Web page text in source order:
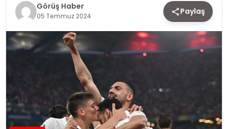
Görüş Haber
05 Temmuz 2024 Paylaş